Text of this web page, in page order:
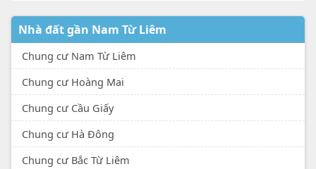
Nhà đất gần Nam Từ Liêm
Chung cư Nam Từ Liêm
Chung cư Hoàng Mai
Chung cư Cầu Giấy
Chung cư Hà Đông
Chung cư Bắc Từ Liêm